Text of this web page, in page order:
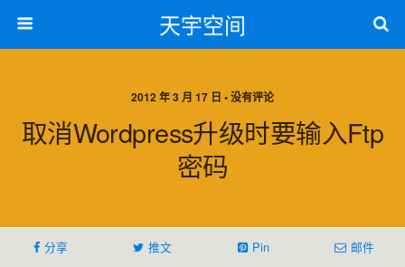
天宇空间
2012 年 3 月 17 日 • 没有评论
取消wordpress升级时要输入ftp
密码
分享 推文 Pin 邮件